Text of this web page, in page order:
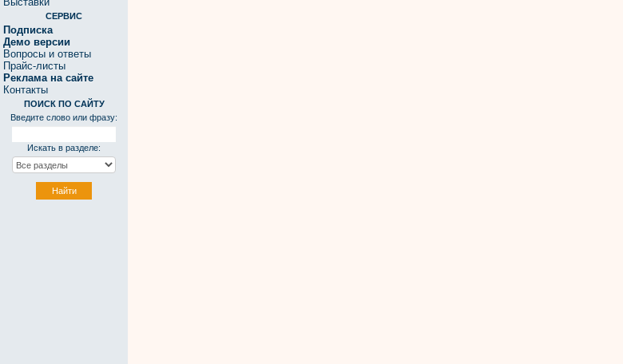
СЕРВИС
Подписка
Демо версии
Вопросы и ответы
Прайс-листы
Реклама на сайте
Контакты
ПОИСК ПО САЙТУ
Введите слово или фразу:
Искать в разделе: